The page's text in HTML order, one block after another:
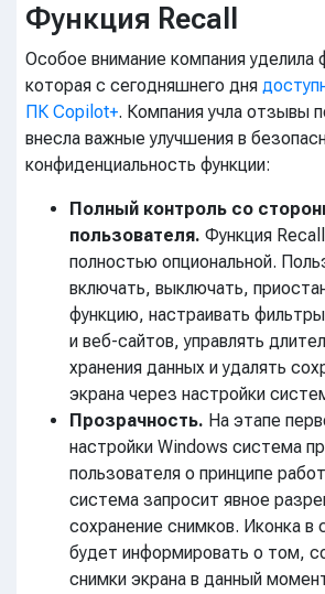
Функция Recall
Особое внимание компания уделила
которая с сегодняшнего дня
ПК Copilot+. Компания учла отзывы
внесла важные улучшения в
конфиденциальность функции:
Полный контроль со
пользователя. Функция
полностью опциональной.
включать, выключать,
функцию, настраивать
и веб-сайтов, управлять
хранения данных и удалять
экрана через настройки
Прозрачность. На этапе
настройки Windows система
пользователя о принципе
система запросит явное
сохранение снимков. Иконка
будет информировать о том,
снимки экрана в данный